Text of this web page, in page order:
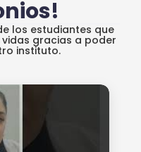
los estudiantes que
gracias a poder
instituto.